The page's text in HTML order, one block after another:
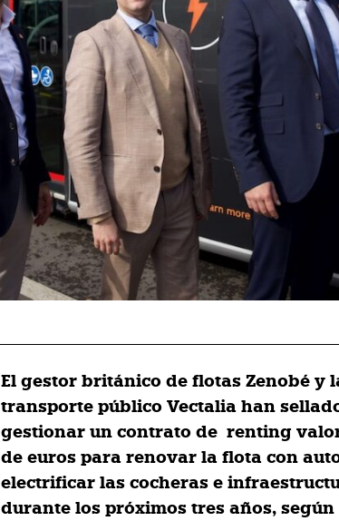
El gestor británico de flotas Zenobé y
transporte público Vectalia han
gestionar un contrato de renting
de euros para renovar la flota con
electrificar las cocheras e
durante los próximos tres años,